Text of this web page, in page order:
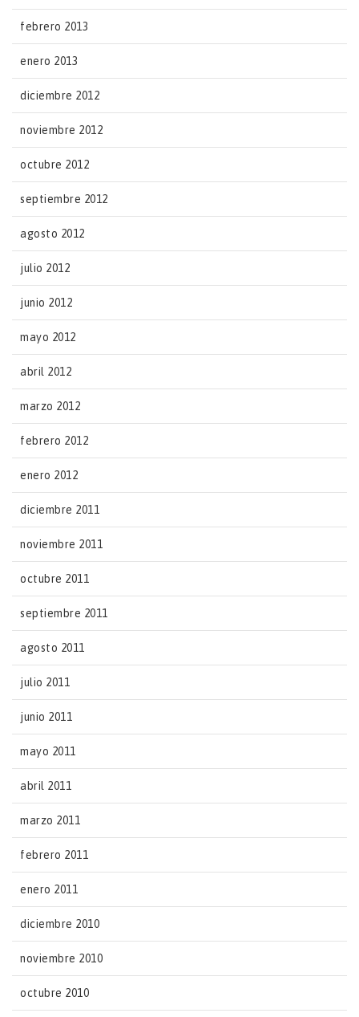
febrero 2013
enero 2013
diciembre 2012
noviembre 2012
octubre 2012
septiembre 2012
agosto 2012
julio 2012
junio 2012
mayo 2012
abril 2012
marzo 2012
febrero 2012
enero 2012
diciembre 2011
noviembre 2011
octubre 2011
septiembre 2011
agosto 2011
julio 2011
junio 2011
mayo 2011
abril 2011
marzo 2011
febrero 2011
enero 2011
diciembre 2010
noviembre 2010
octubre 2010